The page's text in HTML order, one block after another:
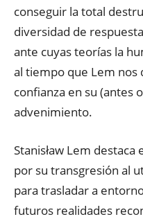
conseguir la total
diversidad de
ante cuyas teorías la
al tiempo que Lem nos
confianza en su (antes
advenimiento.
Stanisław Lem
por su transgresión al
para trasladar a
futuros realidades